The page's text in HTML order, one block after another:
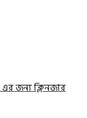
এর জন্য ক্লিনজার